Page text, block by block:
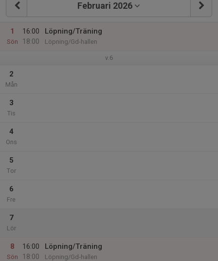
Februari 2026
1
Sön
16:00
18:00
Löpning/Träning
Löpning/Gd-hallen
v.6
2
Mån
3
Tis
4
Ons
5
Tor
6
Fre
7
Lör
8
Sön
16:00
18:00
Löpning/Träning
Löpning/Gd-hallen